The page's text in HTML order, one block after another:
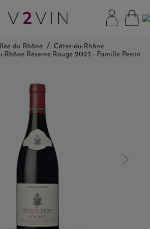
du Rhône
Côtes-du-Rhône
Rhône Réserve Rouge 2023 - Famille Perrin